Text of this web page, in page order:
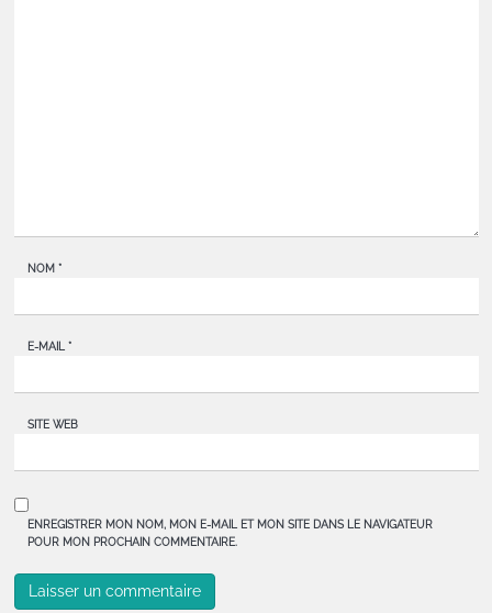
NOM *
E-MAIL *
SITE WEB
ENREGISTRER MON NOM, MON E-MAIL ET MON SITE DANS LE NAVIGATEUR
POUR MON PROCHAIN COMMENTAIRE.